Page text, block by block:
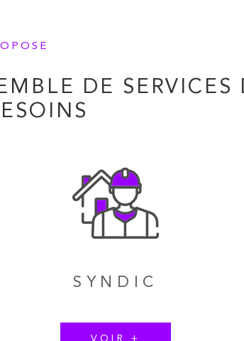
DE SERVICES
SYNDIC
VOIR +